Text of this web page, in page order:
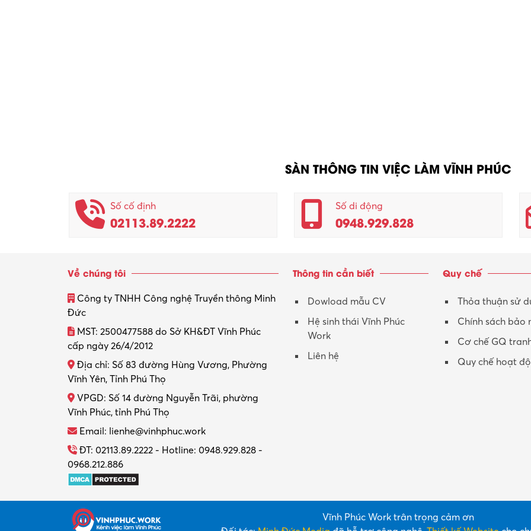
SÀN THÔNG TIN VIỆC LÀM VĨNH PHÚC
Số cố định
02113.89.2222
Số di động
0948.929.828
Về chúng tôi
Công ty TNHH Công nghệ Truyền thông Minh
Đức
MST: 2500477588 do Sở KH&ĐT Vĩnh Phúc
cấp ngày 26/4/2012
Địa chỉ: Số 83 đường Hùng Vương, Phường
Vĩnh Yên, Tỉnh Phú Thọ
VPGD: Số 14 đường Nguyễn Trãi, phường
Vĩnh Phúc, tỉnh Phú Thọ
Email: lienhe@vinhphuc.work
ĐT: 02113.89.2222 - Hotline: 0948.929.828 -
0968.212.886
Thông tin cần biết
Dowload mẫu CV
Hệ sinh thái Vĩnh Phúc
Work
Liên hệ
Quy chế
Thỏa thuận sử
Chính sách bảo
Cơ chế GQ
Quy chế hoạt
Vĩnh Phúc Work trân trọng cảm ơn